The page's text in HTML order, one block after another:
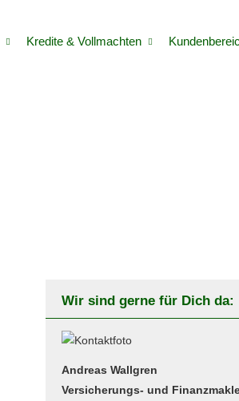
Kredite & Vollmachten
Wir sind gerne für Dich da:
Andreas Wallgren
Versicherungs- und